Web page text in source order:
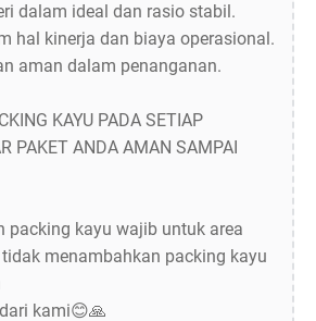
dalam ideal dan rasio stabil.
hal kinerja dan biaya operasional.
aman dalam penanganan.
KAYU PADA SETIAP
PAKET ANDA AMAN SAMPAI
packing kayu wajib untuk area
menambahkan packing kayu
kami😊🙏